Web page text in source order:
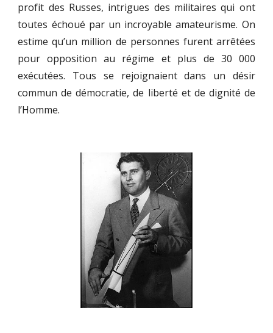
profit des Russes, intrigues des militaires qui ont
toutes échoué par un incroyable amateurisme. On
estime qu’un million de personnes furent arrêtées
pour opposition au régime et plus de 30 000
exécutées. Tous se rejoignaient dans un désir
commun de démocratie, de liberté et de dignité de
l’Homme.